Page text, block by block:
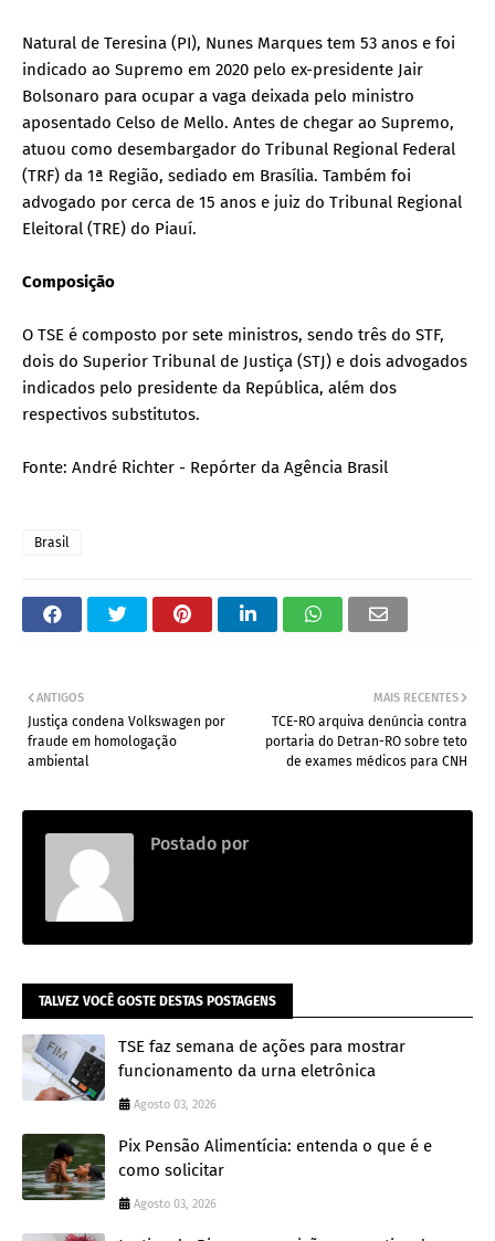
Natural de Teresina (PI), Nunes Marques tem 53 anos e foi
indicado ao Supremo em 2020 pelo ex-presidente Jair
Bolsonaro para ocupar a vaga deixada pelo ministro
aposentado Celso de Mello. Antes de chegar ao Supremo,
atuou como desembargador do Tribunal Regional Federal
(TRF) da 1ª Região, sediado em Brasília. Também foi
advogado por cerca de 15 anos e juiz do Tribunal Regional
Eleitoral (TRE) do Piauí.
Composição
O TSE é composto por sete ministros, sendo três do STF,
dois do Superior Tribunal de Justiça (STJ) e dois advogados
indicados pelo presidente da República, além dos
respectivos substitutos.
Fonte: André Richter - Repórter da Agência Brasil
Brasil
MAIS RECENTES
TCE-RO arquiva denúncia contra
portaria do Detran-RO sobre teto
de exames médicos para CNH
ANTIGOS
Justiça condena Volkswagen por
fraude em homologação
ambiental
Postado por
TALVEZ VOCÊ GOSTE DESTAS POSTAGENS
TSE faz semana de ações para mostrar
funcionamento da urna eletrônica
Agosto 03, 2026
Pix Pensão Alimentícia: entenda o que é e
como solicitar
Agosto 03, 2026